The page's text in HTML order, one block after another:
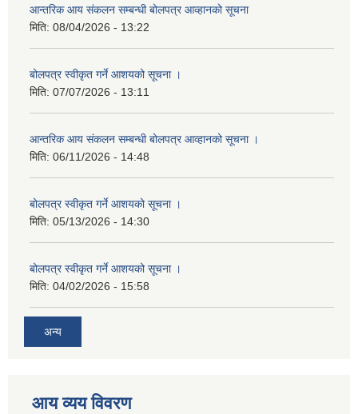
आन्तरिक आय संकलन सम्बन्धी बोलपत्र आव्हानको सूचना
मिति: 08/04/2026 - 13:22
बोलपत्र स्वीकृत गर्ने आशयको सूचना ।
मिति: 07/07/2026 - 13:11
आन्तरिक आय संकलन सम्बन्धी बोलपत्र आव्हानको सूचना ।
मिति: 06/11/2026 - 14:48
बोलपत्र स्वीकृत गर्ने आशयको सूचना ।
मिति: 05/13/2026 - 14:30
बोलपत्र स्वीकृत गर्ने आशयको सूचना ।
मिति: 04/02/2026 - 15:58
अन्य
आय व्यय विवरण